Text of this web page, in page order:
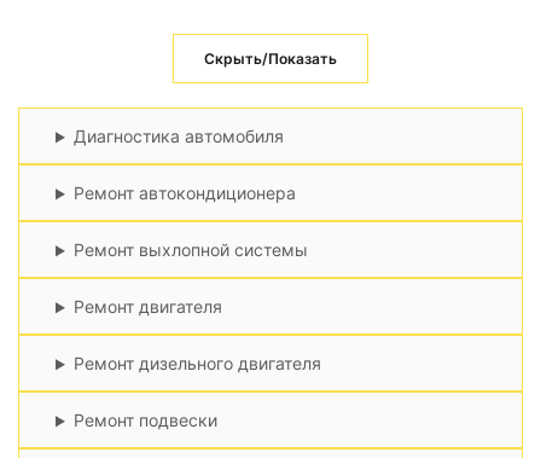
Скрыть/Показать
Диагностика автомобиля
Ремонт автокондиционера
Ремонт выхлопной системы
Ремонт двигателя
Ремонт дизельного двигателя
Ремонт подвески